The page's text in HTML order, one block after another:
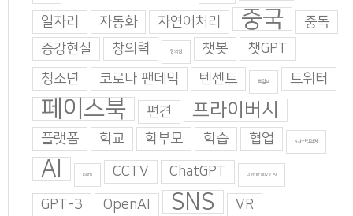
일자리 자동화 자연어처리 중국
중독
증강현실
창의력 창의성 챗봇
챗GPT
청소년
코로나 팬데믹 텐센트 트럼프 트위터
페이스북 편견 프라이버시
플랫폼 학교 학부모 학습 협업 4차산업혁명
AI Burn CCTV ChatGPT Generative AI
GPT-3 OpenAI SNS VR